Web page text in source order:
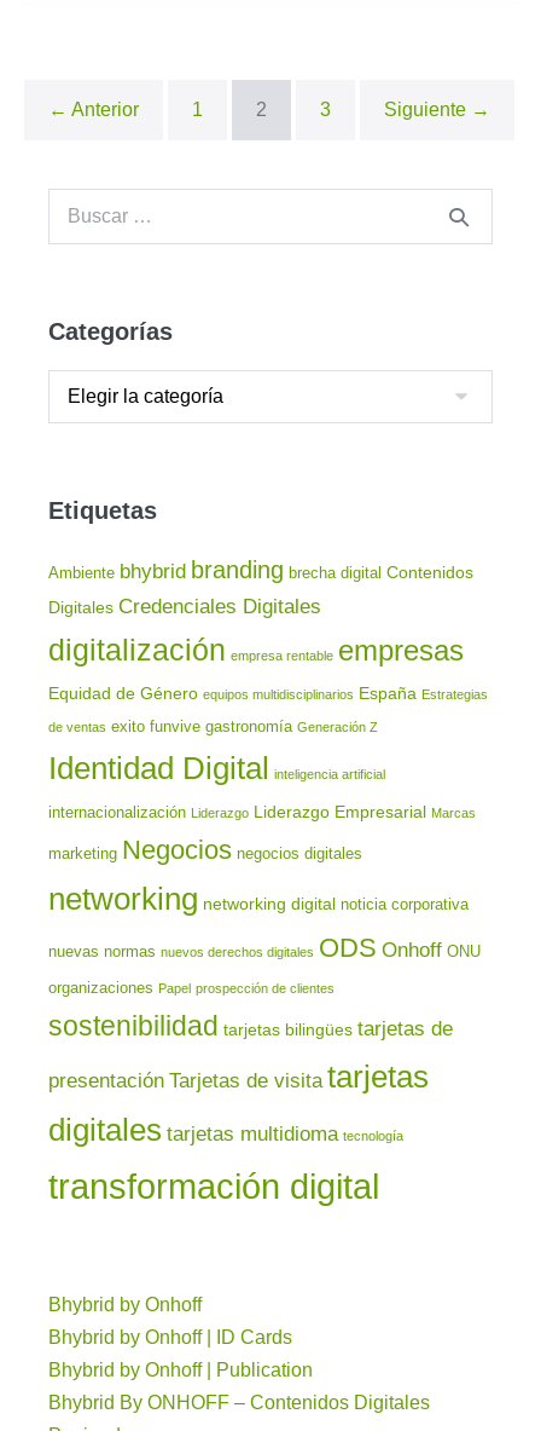
← Anterior 1 2 3 Siguiente →
Categorías
Etiquetas
Ambiente bhybrid branding brecha digital Contenidos
Digitales Credenciales Digitales
digitalización empresa rentable empresas
Equidad de Género equipos multidisciplinarios España Estrategias
de ventas exito funvive gastronomía Generación Z
Identidad Digital inteligencia artificial
internacionalización Liderazgo Liderazgo Empresarial Marcas
marketing Negocios negocios digitales
networking networking digital noticia corporativa
nuevas normas nuevos derechos digitales ODS Onhoff ONU
organizaciones Papel prospección de clientes
sostenibilidad tarjetas bilingües tarjetas de
presentación Tarjetas de visita tarjetas
digitales tarjetas multidioma tecnología
transformación digital
Bhybrid by Onhoff
Bhybrid by Onhoff | ID Cards
Bhybrid by Onhoff | Publication
Bhybrid By ONHOFF – Contenidos Digitales